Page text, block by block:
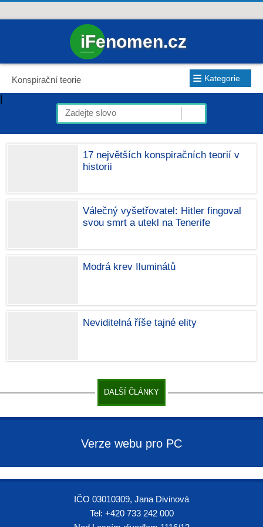
iFenomen.cz
Konspirační teorie ≡ Kategorie
|
17 největších konspiračních teorií v
historii
Válečný vyšetřovatel: Hitler fingoval
svou smrt a utekl na Tenerife
Modrá krev Iluminátů
Neviditelná říše tajné elity
DALŠÍ ČLÁNKY
Verze webu pro PC
IČO 03010309, Jana Divinová
Tel: +420 733 242 000